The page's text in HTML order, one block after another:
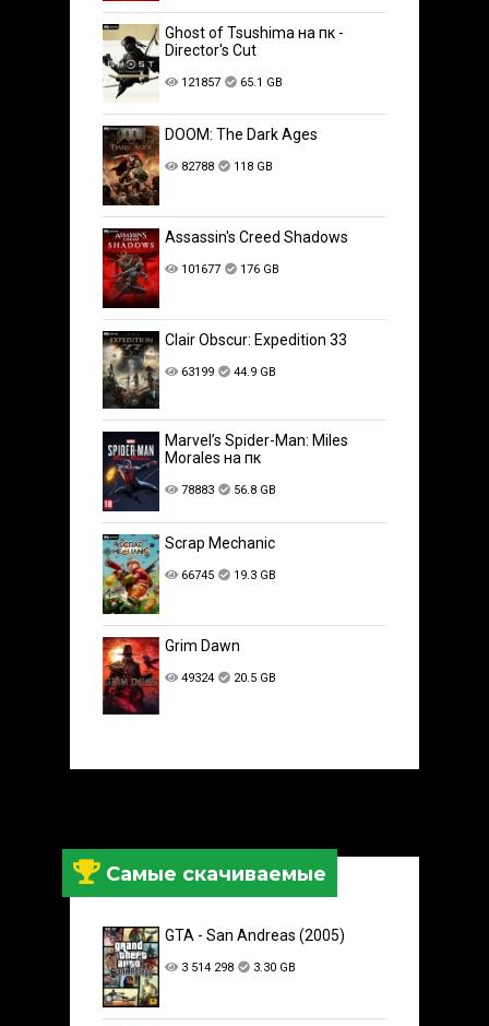
Ghost of Tsushima на пк -
Director's Cut
121857 65.1 GB
DOOM: The Dark Ages
82788 118 GB
Assassin's Creed Shadows
101677 176 GB
Clair Obscur: Expedition 33
63199 44.9 GB
Marvel’s Spider-Man: Miles
Morales на пк
78883 56.8 GB
Scrap Mechanic
66745 19.3 GB
Grim Dawn
49324 20.5 GB
Самые скачиваемые
GTA - San Andreas (2005)
3 514 298 3.30 GB